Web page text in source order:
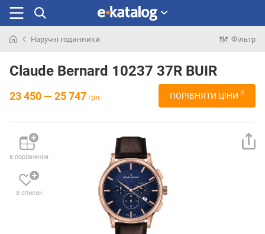
раніше
Наручні годинники Фільтр
Claude Bernard 10237 37R BUIR
23 450 — 25 747 грн. ПОРІВНЯТИ ЦІНИ 8
в порівняння
в список